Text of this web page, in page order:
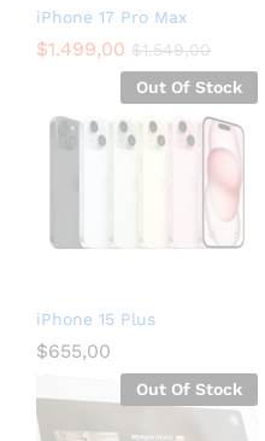
iPhone 17 Pro Max
$1.499,00 $1.549,00
Out Of Stock
iPhone 15 Plus
$655,00
Out Of Stock